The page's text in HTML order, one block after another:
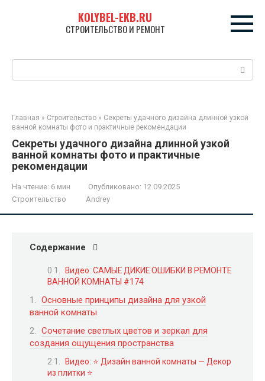
KOLYBEL-EKB.RU
СТРОИТЕЛЬСТВО И РЕМОНТ
Главная » Строительство » Секреты удачного дизайна длинной узкой
ванной комнаты фото и практичные рекомендации
Секреты удачного дизайна длинной узкой
ванной комнаты фото и практичные
рекомендации
На чтение: 6 мин Опубликовано: 12.09.2025
Строительство
Andrey
Содержание
Видео: САМЫЕ ДИКИЕ ОШИБКИ В РЕМОНТЕ
ВАННОЙ КОМНАТЫ #174
Основные принципы дизайна для узкой
ванной комнаты
Сочетание светлых цветов и зеркал для
создания ощущения пространства
Видео: ⭐️ Дизайн ванной комнаты — Декор
из плитки ⭐️